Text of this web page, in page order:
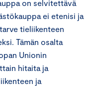
on selvitettävä
ei etenisi ja
tieliikenteen
Tämän osalta
Unionin
hitaita ja
ja